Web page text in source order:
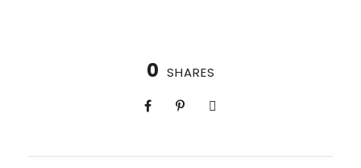
0 SHARES